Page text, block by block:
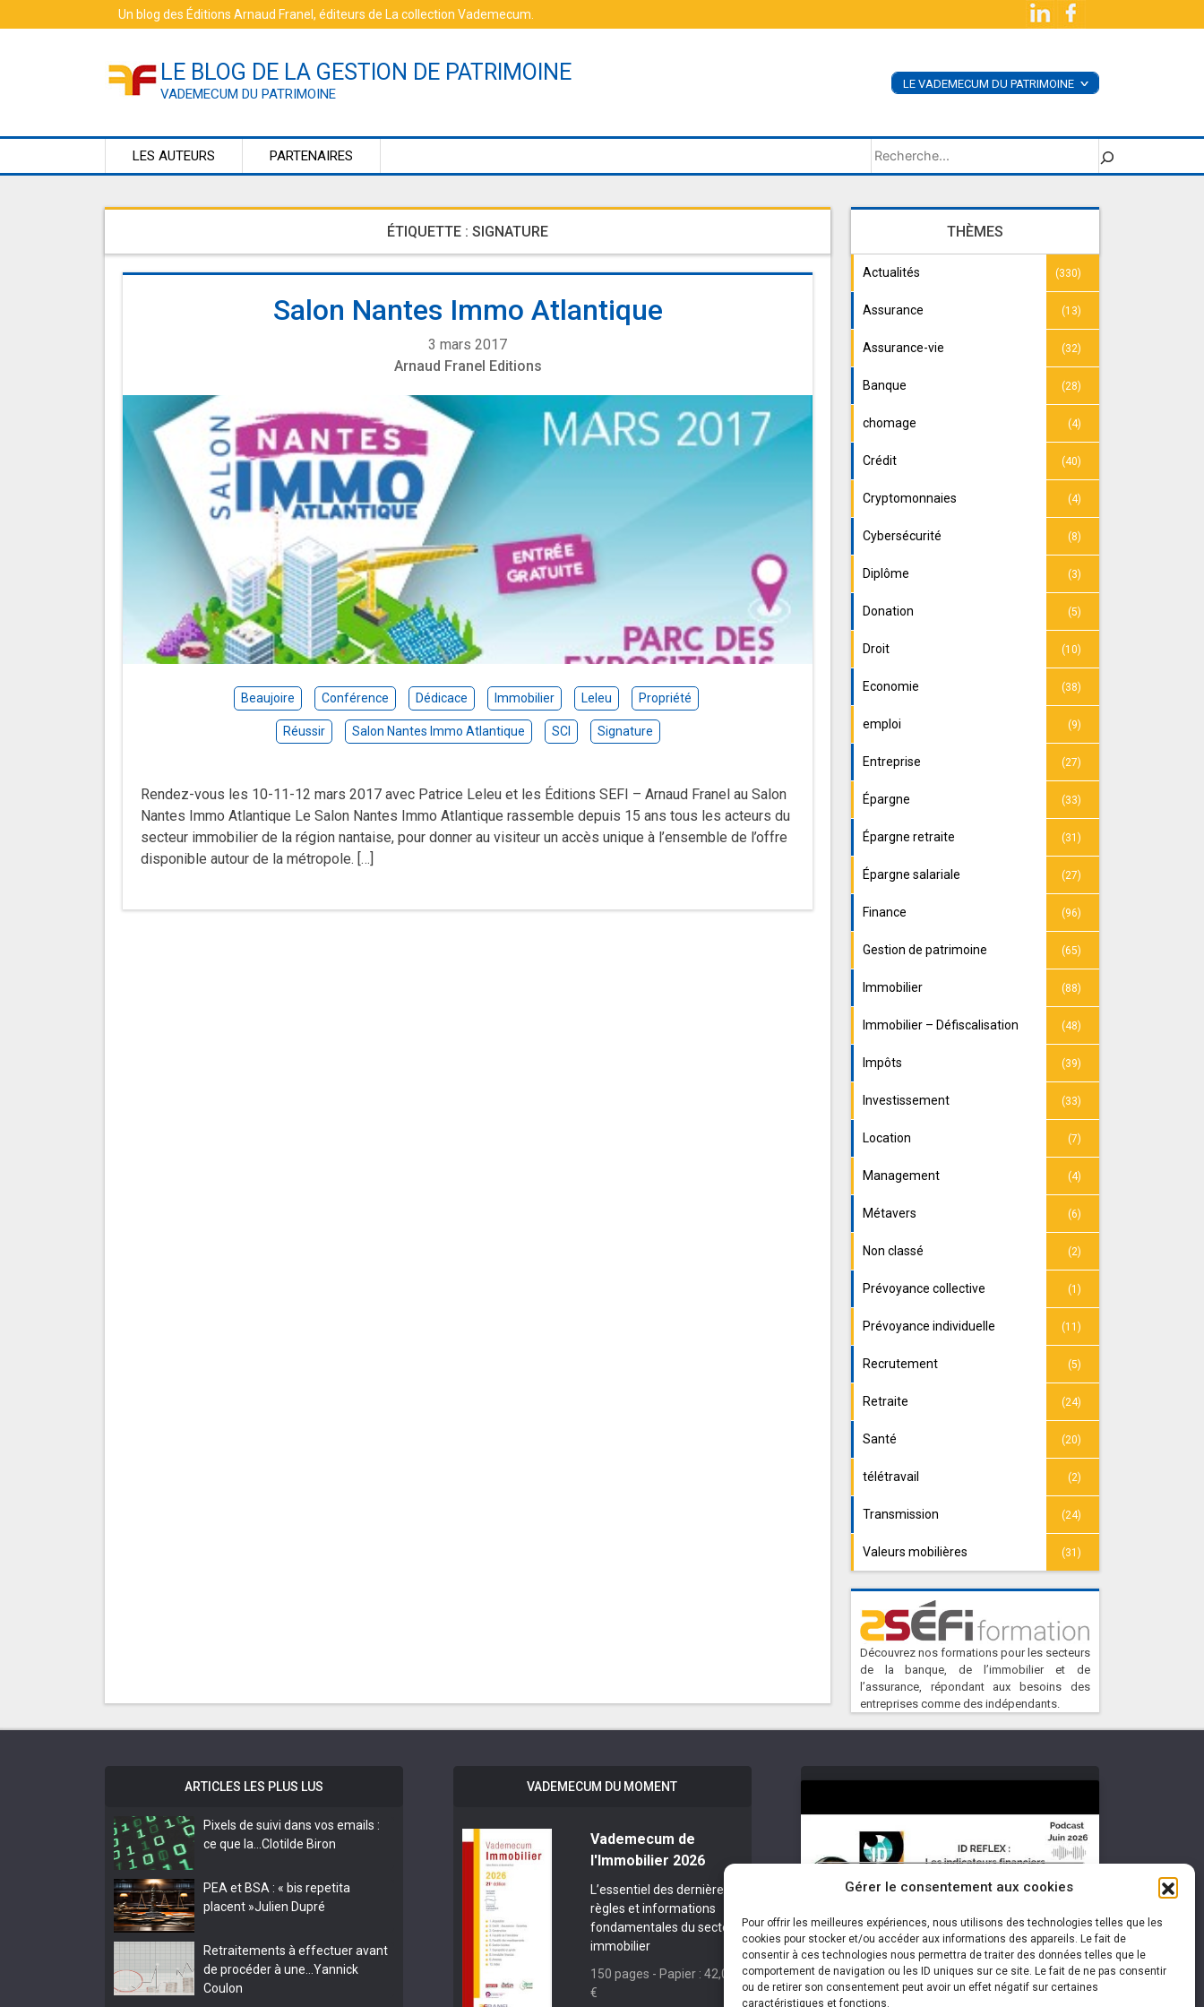
Gérer le consentement aux cookies
Pour offrir les meilleures expériences, nous utilisons des technologies telles que les
cookies pour stocker et/ou accéder aux informations des appareils. Le fait de
consentir à ces technologies nous permettra de traiter des données telles que le
comportement de navigation ou les ID uniques sur ce site. Le fait de ne pas consentir
ou de retirer son consentement peut avoir un effet négatif sur certaines
caractéristiques et fonctions.
to
Un blog des Éditions Arnaud Franel, éditeurs de La collection Vademecum
LE BLOG DE LA GESTION DE PATRIMOINE
VADEMECUM DU PATRIMOINE
LE VADEMECUM DU PATRIMOINE <
LES AUTEURS PARTENAIRES Rechercher
ÉTIQUETTE :SIGNATURE
Salon Nantes Immo Atlantique
3 mars 2017
Arnaud Franel Editions
Beaujoire Conférence Dédicace Immobilier Leleu Propriété
Réussir Salon Nantes Immo Atlantique SCI Signature
Rendez-vous les 10-11-12 mars 2017 avec Patrice Leleu et les Éditions SEFI – Arnaud Franel au Salon
Nantes Immo Atlantique Le Salon Nantes Immo Atlantique rassemble depuis 15 ans tous les acteurs du
secteur immobilier de la région nantaise, pour donner au visiteur un accès unique à l’ensemble de l’offre
disponible autour de la métropole. […]
THÈMES
Actualités (330)
Assurance (13)
Assurance-vie (32)
Banque (28)
chomage (4)
Crédit (40)
Cryptomonnaies (4)
Cybersécurité (8)
Diplôme (3)
Donation (5)
Droit (10)
Economie (38)
emploi (9)
Entreprise (27)
Épargne (33)
Épargne retraite (31)
Épargne salariale (27)
Finance (96)
Gestion de patrimoine (65)
Immobilier (88)
Immobilier – Défiscalisation (48)
Impôts (39)
Investissement (33)
Location (7)
Management (4)
Métavers (6)
Non classé (2)
Prévoyance collective (1)
Prévoyance individuelle (11)
Recrutement (5)
Retraite (24)
Santé (20)
télétravail (2)
Transmission (24)
Valeurs mobilières (31)
Découvrez nos formations pour les secteurs
de la banque, de l’immobilier et de
l’assurance, répondant aux besoins des
entreprises comme des indépendants.
ARTICLES LES PLUS LUS
Pixels de suivi dans vos emails :
ce que la… Clotilde Biron
PEA et BSA : « bis repetita
placent »Julien Dupré
Retraitements à effectuer avant
de procéder à une… Yannick
Coulon
VADEMECUM DU MOMENT
Vademecum de
l'Immobilier 2026
L’essentiel des dernières
règles et informations
fondamentales du secteur
immobilier
150 pages - Papier : 42,00
€
Cliquez pour accepter les cookies